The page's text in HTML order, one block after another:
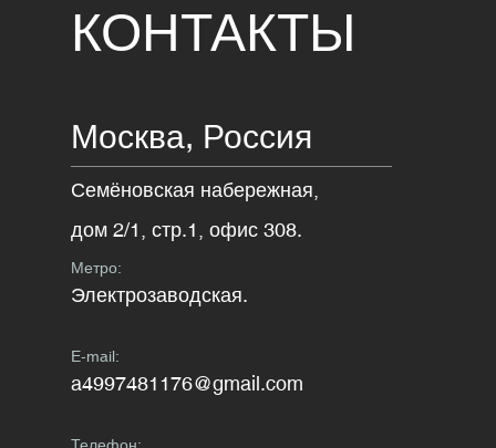
КОНТАКТЫ
Москва, Россия
Семёновская набережная,
дом 2/1, стр.1, офис 308.
Метро:
Электрозаводская.
E-mail:
a4997481176@gmail.com